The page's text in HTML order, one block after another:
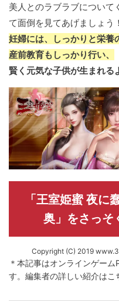
美人とのラブラブについて
て面倒を見てあげましょう！
妊婦には、しっかりと栄養
産前教育もしっかり行い、
賢く元気な子供が生まれる
「王室姫蜜 夜に
奥」をさっそ
Copyright (C) 2019
＊本記事はオンラインゲー
す。 編集者の詳しい紹介はこ